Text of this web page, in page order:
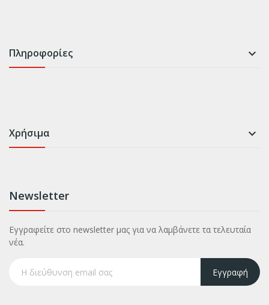
Πληροφορίες 
Χρήσιμα 
Newsletter
Εγγραφείτε στο newsletter μας για να λαμβάνετε τα τελευταία
νέα.
Εγγραφή